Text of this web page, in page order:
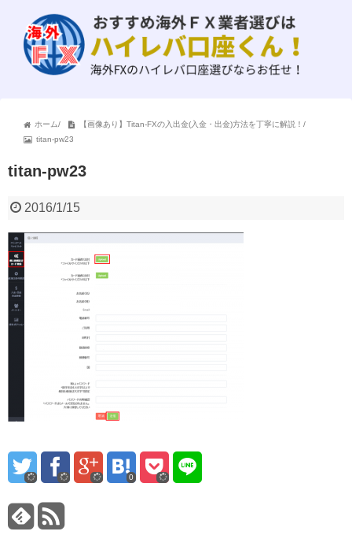
ホーム/ 【画像あり】Titan-FXの入出金(入金・出金)方法を丁寧に解説！ /
titan-pw23
titan-pw23
2016/1/15
0